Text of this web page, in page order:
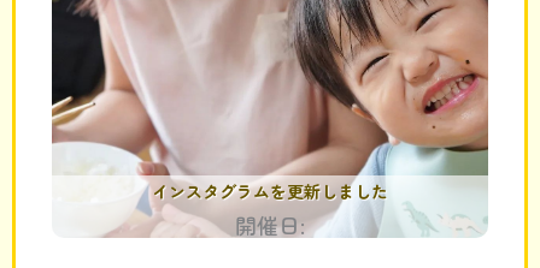
インスタグラムを更新しました
開催日: